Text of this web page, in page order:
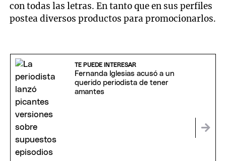
con todas las letras. En tanto que en sus perfiles
postea diversos productos para promocionarlos.
TE PUEDE INTERESAR
Fernanda Iglesias acusó a un
querido periodista de tener
amantes